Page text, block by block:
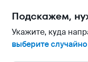
Подскажем,
Укажите, куда
выберите случайно